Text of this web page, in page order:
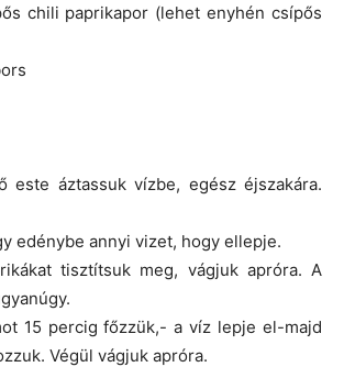
chili paprikapor (lehet enyhén csípős
este áztassuk vízbe, egész éjszakára.
edénybe annyi vizet, hogy ellepje.
tisztítsuk meg, vágjuk apróra. A
15 percig főzzük,- a víz lepje el-majd
Végül vágjuk apróra.